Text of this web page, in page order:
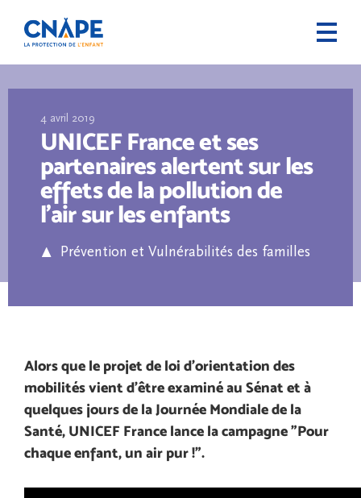
4 avril 2019
UNICEF France et ses
partenaires alertent sur les
effets de la pollution de
l’air sur les enfants
Prévention et Vulnérabilités des familles
Alors que le projet de loi d’orientation des
mobilités vient d’être examiné au Sénat et à
quelques jours de la Journée Mondiale de la
Santé, UNICEF France lance la campagne ”Pour
chaque enfant, un air pur !”.